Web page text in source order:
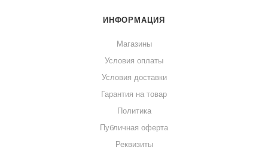
ИНФОРМАЦИЯ
Магазины
Условия оплаты
Условия доставки
Гарантия на товар
Политика
Публичная оферта
Реквизиты